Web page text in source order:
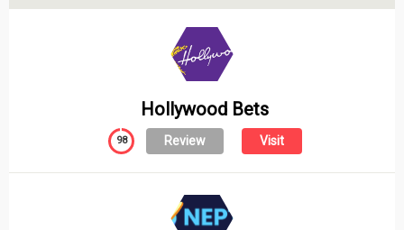
Hollywood Bets
Visit
Review
98